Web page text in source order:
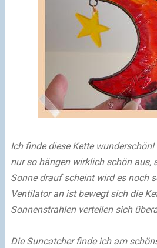
Ich finde diese Kette
nur so hängen wirklich schön aus,
Sonne drauf scheint wird es noch
Ventilator an ist bewegt sich die
Sonnenstrahlen verteilen sich
Die Suncatcher finde ich am